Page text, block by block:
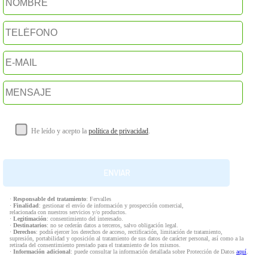
He leído y acepto la política de privacidad.
· Responsable del tratamiento: Fervalles
· Finalidad: gestionar el envío de información y prospección comercial,
relacionada con nuestros servicios y/o productos.
· Legitimación: consentimiento del interesado.
· Destinatarios: no se cederán datos a terceros, salvo obligación legal.
· Derechos: podrá ejercer los derechos de acceso, rectificación, limitación de tratamiento,
supresión, portabilidad y oposición al tratamiento de sus datos de carácter personal, así como a la
retirada del consentimiento prestado para el tratamiento de los mismos.
· Información adicional: puede consultar la información detallada sobre Protección de Datos aquí.